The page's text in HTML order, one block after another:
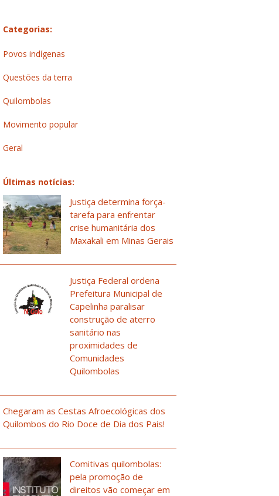
Categorias:
Povos indígenas
Questões da terra
Quilombolas
Movimento popular
Geral
Últimas notícias:
Justiça determina força-
tarefa para enfrentar
crise humanitária dos
Maxakali em Minas Gerais
Justiça Federal ordena
Prefeitura Municipal de
Capelinha paralisar
construção de aterro
sanitário nas
proximidades de
Comunidades
Quilombolas
Chegaram as Cestas Afroecológicas dos
Quilombos do Rio Doce de Dia dos Pais!
Comitivas quilombolas:
pela promoção de
direitos vão começar em